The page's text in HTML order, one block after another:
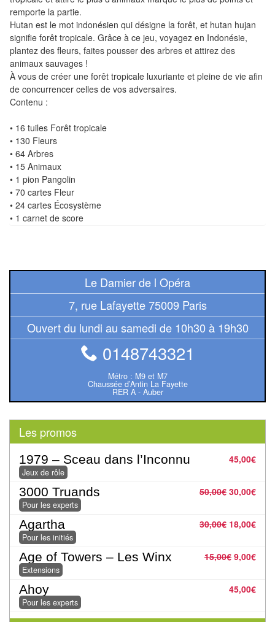
Pour
les
enfants
Pour
la
Pour
les
initiés
Pour
les
Joueurs
Gestion
Game
/
Enquête
Jeux
évolutifs
Jeux
abstraits
Extensions
remporte la partie.
Hutan est le mot indonésien qui désigne la forêt, et hutan hujan
signifie forêt tropicale. Grâce à ce jeu, voyagez en Indonésie,
plantez des fleurs, faites pousser des arbres et attirez des
animaux sauvages !
À vous de créer une forêt tropicale luxuriante et pleine de vie afin
de concurrencer celles de vos adversaires.
Contenu :
• 16 tuiles Forêt tropicale
• 130 Fleurs
• 64 Arbres
• 15 Animaux
• 1 pion Pangolin
• 70 cartes Fleur
• 24 cartes Écosystème
• 1 carnet de score
Le Damier de l Opéra
7, rue Lafayette 75009 Paris
Ouvert du lundi au samedi de 10h30 à 19h30
0148743321
Métro : M9 et M7
Chaussée d’Antin La Fayette
RER A - Auber
Les promos
45,00€
1979 – Sceau dans l’Inconnu
Jeux de rôle
50,00€ 30,00€
3000 Truands
Pour les experts
30,00€ 18,00€
Agartha
Pour les initiés
15,00€ 9,00€
Age of Towers – Les Winx
Extensions
45,00€
Ahoy
Pour les experts